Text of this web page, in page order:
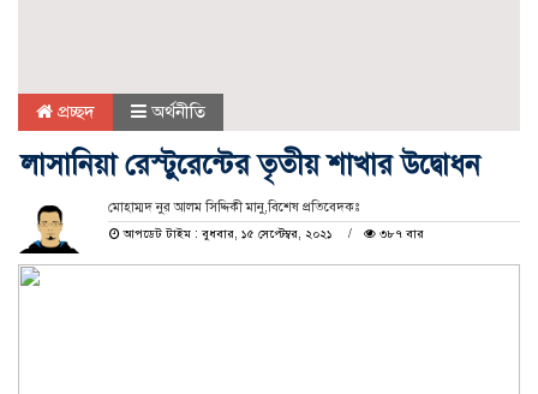
প্রচ্ছদ অর্থনীতি
লাসানিয়া রেস্টুরেন্টের তৃতীয় শাখার উদ্বোধন
মোহাম্মদ নুর আলম সিদ্দিকী মানু,বিশেষ প্রতিবেদকঃ
আপডেট টাইম : বুধবার, ১৫ সেপ্টেম্বর, ২০২১
৩৮৭ বার